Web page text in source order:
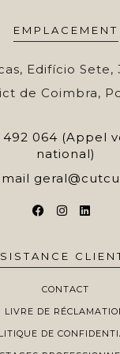
EMPLACEMENT
Edifício Sete,
de Coimbra,
492 064 (Appel
national)
CONTACT
LIVRE DE
DE